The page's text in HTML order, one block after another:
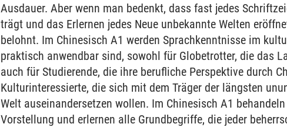
Ausdauer. Aber wenn man bedenkt, dass fast jedes
trägt und das Erlernen jedes Neue unbekannte Welten
belohnt. Im Chinesisch A1 werden Sprachkenntnisse im
praktisch anwendbar sind, sowohl für Globetrotter, die das
auch für Studierende, die ihre berufliche Perspektive durch
Kulturinteressierte, die sich mit dem Träger der längsten
Welt auseinandersetzen wollen. Im Chinesisch A1
Vorstellung und erlernen alle Grundbegriffe, die jeder